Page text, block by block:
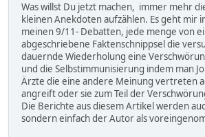
Was willst Du jetzt machen, immer mehr
kleinen Anekdoten aufzählen. Es geht mir
meinen 9/11- Debatten, jede menge von
abgeschriebene Faktenschnippsel die
dauernde Wiederholung eine
und die Selbstimmunisierung indem man
Ärzte die eine andere Meinung vertreten
angreift oder sie zum Teil der
Die Berichte aus diesem Artikel werden
sondern einfach der Autor als